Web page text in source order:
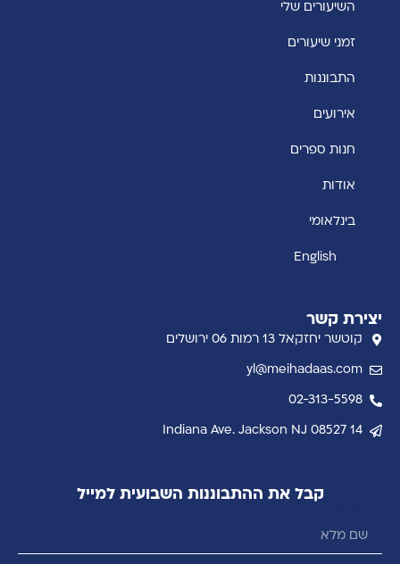
השיעורים שלי
זמני שיעורים
התבוננות
אירועים
חנות ספרים
אודות
בינלאומי
English
יצירת קשר
קוטשר יחזקאל 13 רמות 06 ירושלים
yl@meihadaas.com
02-313-5598
14 Indiana Ave. Jackson NJ 08527
קבל את ההתבוננות השבועית למייל